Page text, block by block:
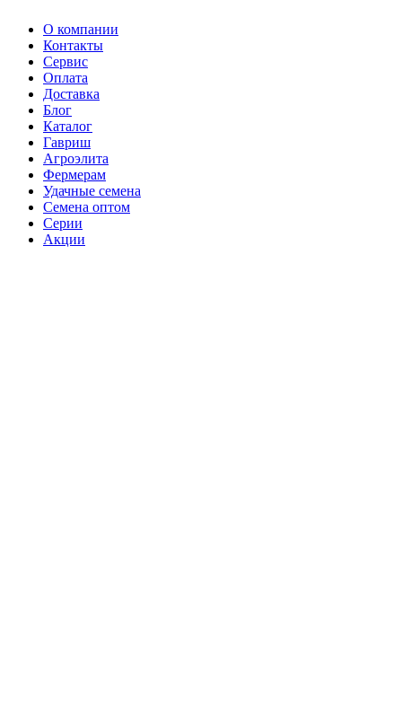
О компании
Контакты
Сервис
Оплата
Доставка
Блог
Каталог
Гавриш
Агроэлита
Фермерам
Удачные семена
Семена оптом
Серии
Акции